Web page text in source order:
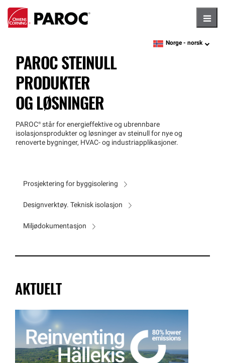
language
Norge - norsk
PAROC STEINULL
PRODUKTER
OG LØSNINGER
PAROC® står for energieffektive og ubrennbare
isolasjonsprodukter og løsninger av steinull for nye og
renoverte bygninger, HVAC- og industriapplikasjoner.
Prosjektering for byggisolering
Designverktøy. Teknisk isolasjon
Miljødokumentasjon
AKTUELT